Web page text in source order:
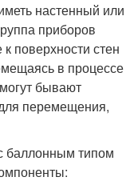
настенный или
приборов
поверхности стен
в процессе
бывают
перемещения,
баллонным типом